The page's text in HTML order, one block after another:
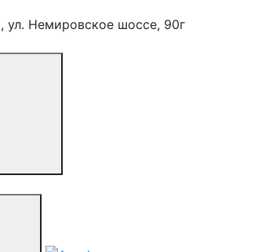
ул. Немировское шоссе, 90г